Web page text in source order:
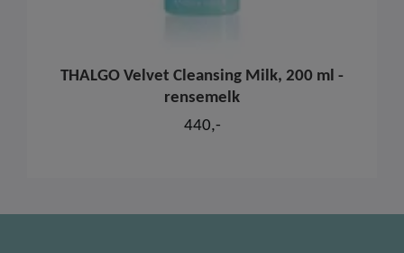
THALGO Velvet Cleansing Milk, 200 ml -
rensemelk
440,-